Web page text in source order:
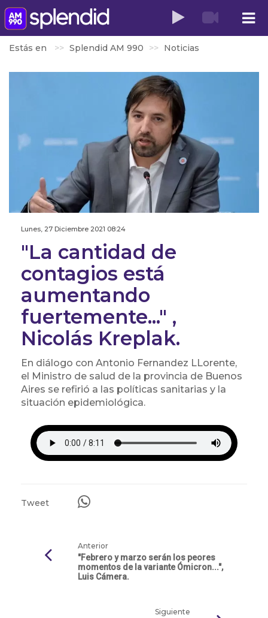
Estás en Splendid AM 990 Noticias
Lunes, 27 Diciembre 2021 08:24
"La cantidad de
contagios está
aumentando
fuertemente..." ,
Nicolás Kreplak.
En diálogo con Antonio Fernandez LLorente,
el Ministro de salud de la provincia de Buenos
Aires se refirió a las políticas sanitarias y la
situación epidemiológica.
Tweet
Anterior
"Febrero y marzo serán los peores
momentos de la variante Ómicron...",
Luis Cámera.
Siguiente